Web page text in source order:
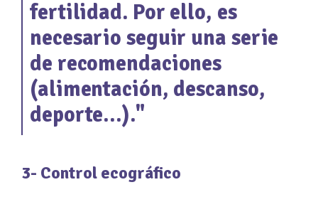
fertilidad. Por ello, es
necesario seguir una serie
de recomendaciones
(alimentación, descanso,
deporte…)."
3- Control ecográfico